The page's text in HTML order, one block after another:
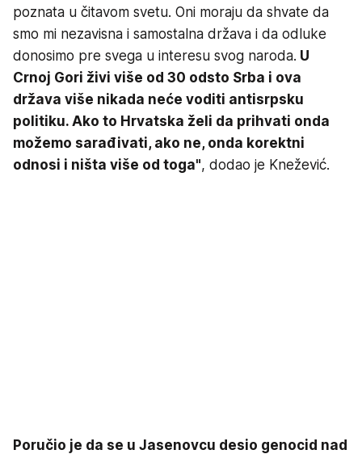
poznata u čitavom svetu. Oni moraju da shvate da
smo mi nezavisna i samostalna država i da odluke
donosimo pre svega u interesu svog naroda. U
Crnoj Gori živi više od 30 odsto Srba i ova
država više nikada neće voditi antisrpsku
politiku. Ako to Hrvatska želi da prihvati onda
možemo sarađivati, ako ne, onda korektni
odnosi i ništa više od toga", dodao je Knežević.
Poručio je da se u Jasenovcu desio genocid nad